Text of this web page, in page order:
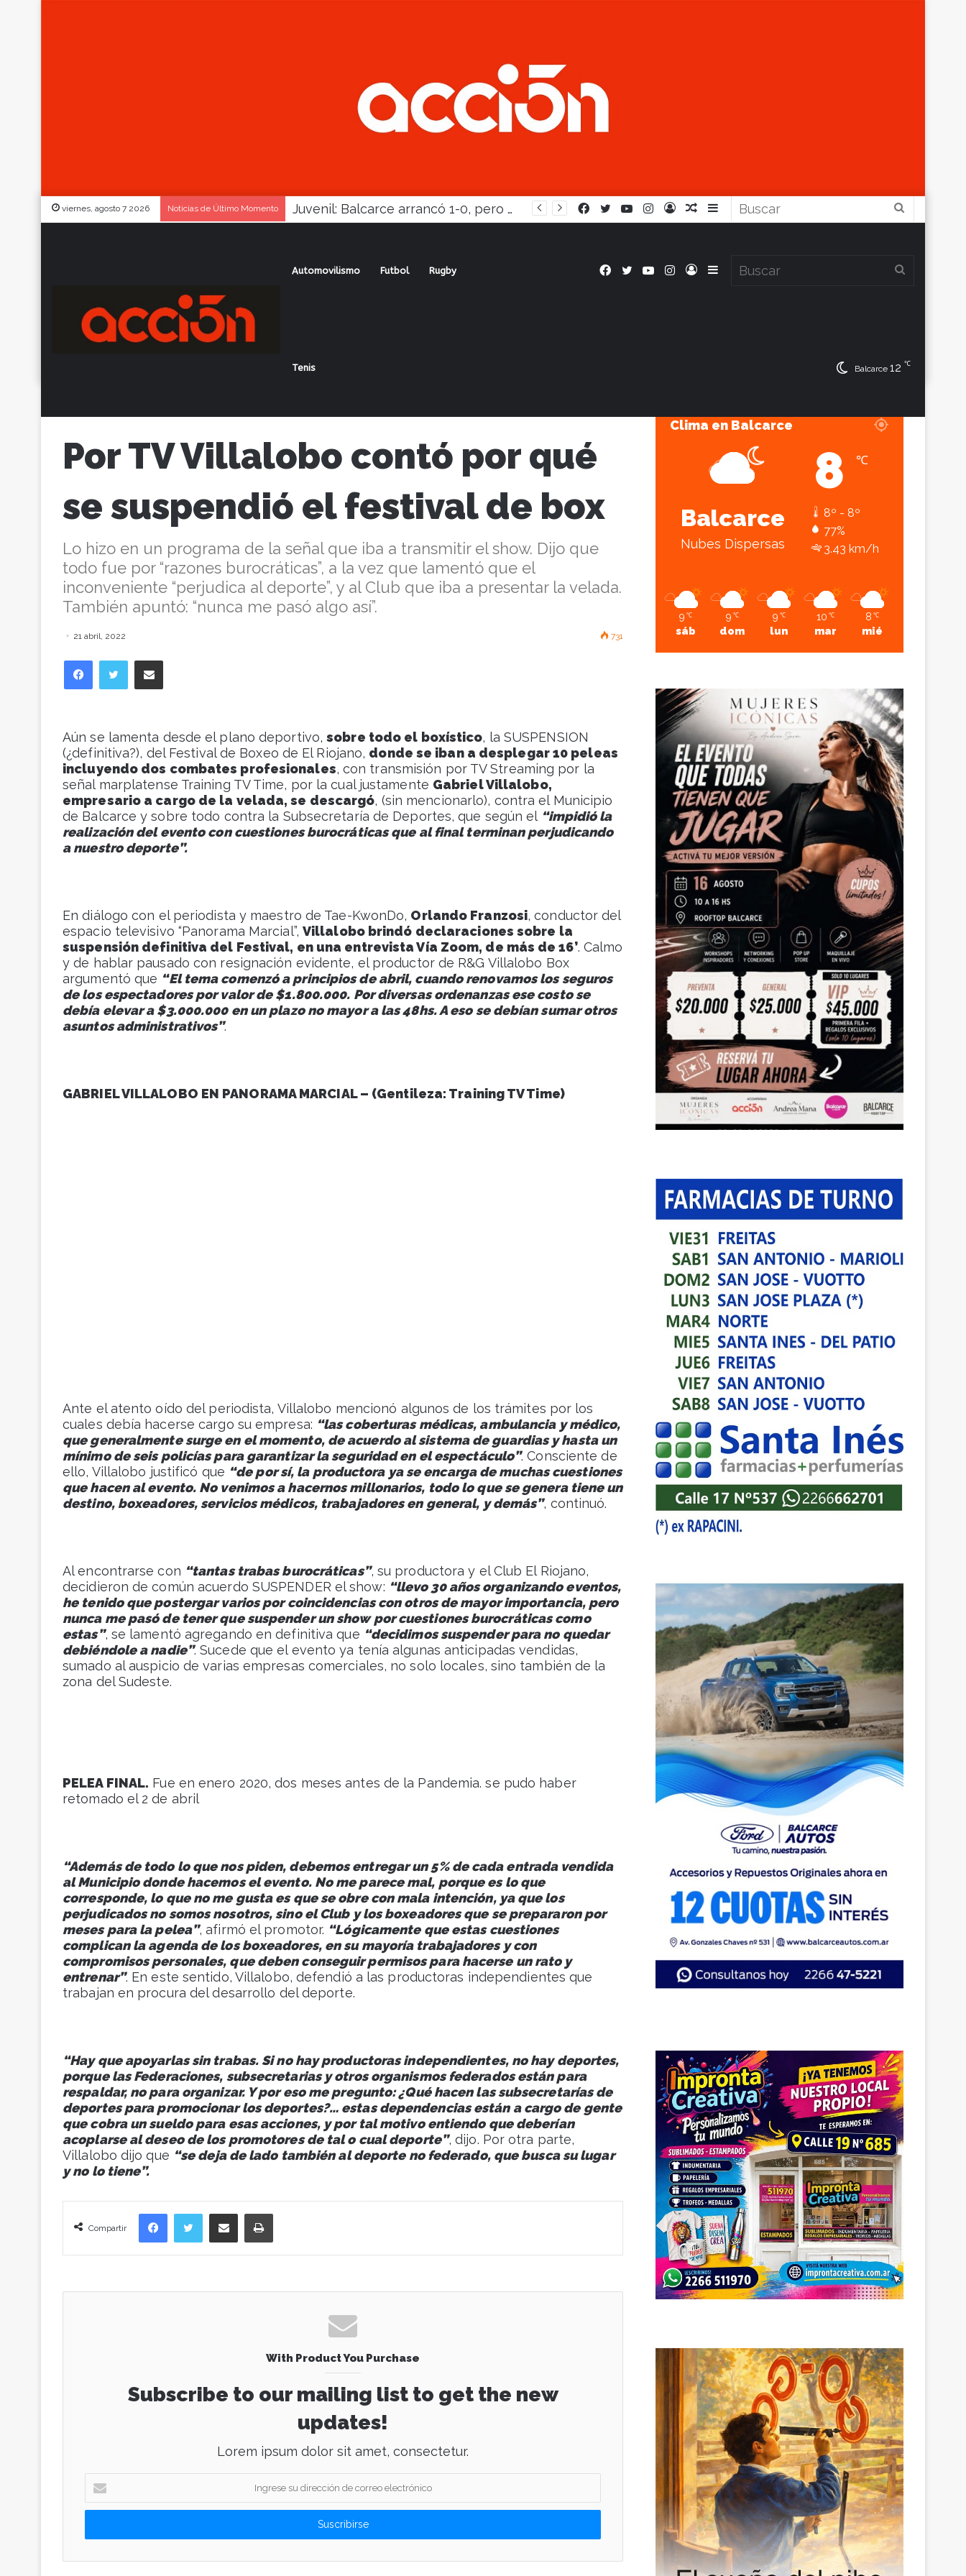
viernes, agosto 7 2026 Noticias de Último Momento Juvenil: Balcarce arrancó 1-0, pero Madariaga lo dio vuelta
Barra
Artículo
Iniciar
Instagram
YouTube
Twitter
Facebook
Automovilismo Futbol Rugby
Tenis
Barra
Iniciar
Instagram
YouTube
Twitter
Facebook
Balcarce 12 ℃
Por TV Villalobo contó por qué
se suspendió el festival de box
Lo hizo en un programa de la señal que iba a transmitir el show. Dijo que
todo fue por “razones burocráticas”, a la vez que lamentó que el
inconveniente “perjudica al deporte”, y al Club que iba a presentar la velada.
También apuntó: “nunca me pasó algo así”.
21 abril, 2022 731
Facebook
Aún se lamenta desde el plano deportivo,sobre todo el boxístico, la SUSPENSION
(¿definitiva?), del Festival de Boxeo de El Riojano, donde se iban a desplegar 10 peleas
incluyendo dos combates profesionales, con transmisión por TV Streaming por la
señal marplatense Training TV Time, por la cual justamente Gabriel Villalobo,
empresario a cargo de la velada, se descargó, (sin mencionarlo), contra el Municipio
de Balcarce y sobre todo contra la Subsecretaría de Deportes, que según el “impidió la
realización del evento con cuestiones burocráticas que al final terminan perjudicando
a nuestro deporte”.
En diálogo con el periodista y maestro de Tae-KwonDo, Orlando Franzosi, conductor del
espacio televisivo “Panorama Marcial”, Villalobo brindó declaraciones sobre la
suspensión definitiva del Festival, en una entrevista Vía Zoom, de más de 16’. Calmo
y de hablar pausado con resignación evidente, el productor de R&G Villalobo Box
argumentó que “El tema comenzó a principios de abril, cuando renovamos los seguros
de los espectadores por valor de $1.800.000. Por diversas ordenanzas ese costo se
debía elevar a $3.000.000 en un plazo no mayor a las 48hs. A eso se debían sumar otros
asuntos administrativos”.
GABRIEL VILLALOBO EN PANORAMA MARCIAL – (Gentileza: Training TV Time)
Ante el atento oído del periodista, Villalobo mencionó algunos de los trámites por los
cuales debía hacerse cargo su empresa: “las coberturas médicas, ambulancia y médico,
que generalmente surge en el momento, de acuerdo al sistema de guardias y hasta un
mínimo de seis policías para garantizar la seguridad en el espectáculo”. Consciente de
ello, Villalobo justificó que “de por sí, la productora ya se encarga de muchas cuestiones
que hacen al evento. No venimos a hacernos millonarios, todo lo que se genera tiene un
destino, boxeadores, servicios médicos, trabajadores en general, y demás”, continuó.
Al encontrarse con “tantas trabas burocráticas”, su productora y el Club El Riojano,
decidieron de común acuerdo SUSPENDER el show: “llevo 30 años organizando eventos,
he tenido que postergar varios por coincidencias con otros de mayor importancia, pero
nunca me pasó de tener que suspender un show por cuestiones burocráticas como
estas”, se lamentó agregando en definitiva que “decidimos suspender para no quedar
debiéndole a nadie”. Sucede que el evento ya tenía algunas anticipadas vendidas,
sumado al auspicio de varias empresas comerciales, no solo locales, sino también de la
zona del Sudeste.
PELEA FINAL. Fue en enero 2020, dos meses antes de la Pandemia. se pudo haber
retomado el 2 de abril
“Además de todo lo que nos piden, debemos entregar un 5% de cada entrada vendida
al Municipio donde hacemos el evento. No me parece mal, porque es lo que
corresponde, lo que no me gusta es que se obre con mala intención, ya que los
perjudicados no somos nosotros, sino el Club y los boxeadores que se prepararon por
meses para la pelea”, afirmó el promotor. “Lógicamente que estas cuestiones
complican la agenda de los boxeadores, en su mayoría trabajadores y con
compromisos personales, que deben conseguir permisos para hacerse un rato y
entrenar”. En este sentido, Villalobo, defendió a las productoras independientes que
trabajan en procura del desarrollo del deporte.
“Hay que apoyarlas sin trabas. Si no hay productoras independientes, no hay deportes,
porque las Federaciones, subsecretarias y otros organismos federados están para
respaldar, no para organizar. Y por eso me pregunto: ¿Qué hacen las subsecretarías de
deportes para promocionar los deportes?… estas dependencias están a cargo de gente
que cobra un sueldo para esas acciones, y por tal motivo entiendo que deberían
acoplarse al deseo de los promotores de tal o cual deporte”, dijo. Por otra parte,
Villalobo dijo que “se deja de lado también al deporte no federado, que busca su lugar
y no lo tiene”.
Compartir
Facebook Compartir vía correo electrónico
With Product You Purchase
Subscribe to our mailing list to get the new
updates!
Lorem ipsum dolor sit amet, consectetur.
g
e
Clima en Balcarce
Balcarce
Nubes Dispersas
8 ℃
8º - 8º
77%
3.43 km/h
9 ℃
sáb
9 ℃
dom
9 ℃
lun
10 ℃
mar
8 ℃
mié